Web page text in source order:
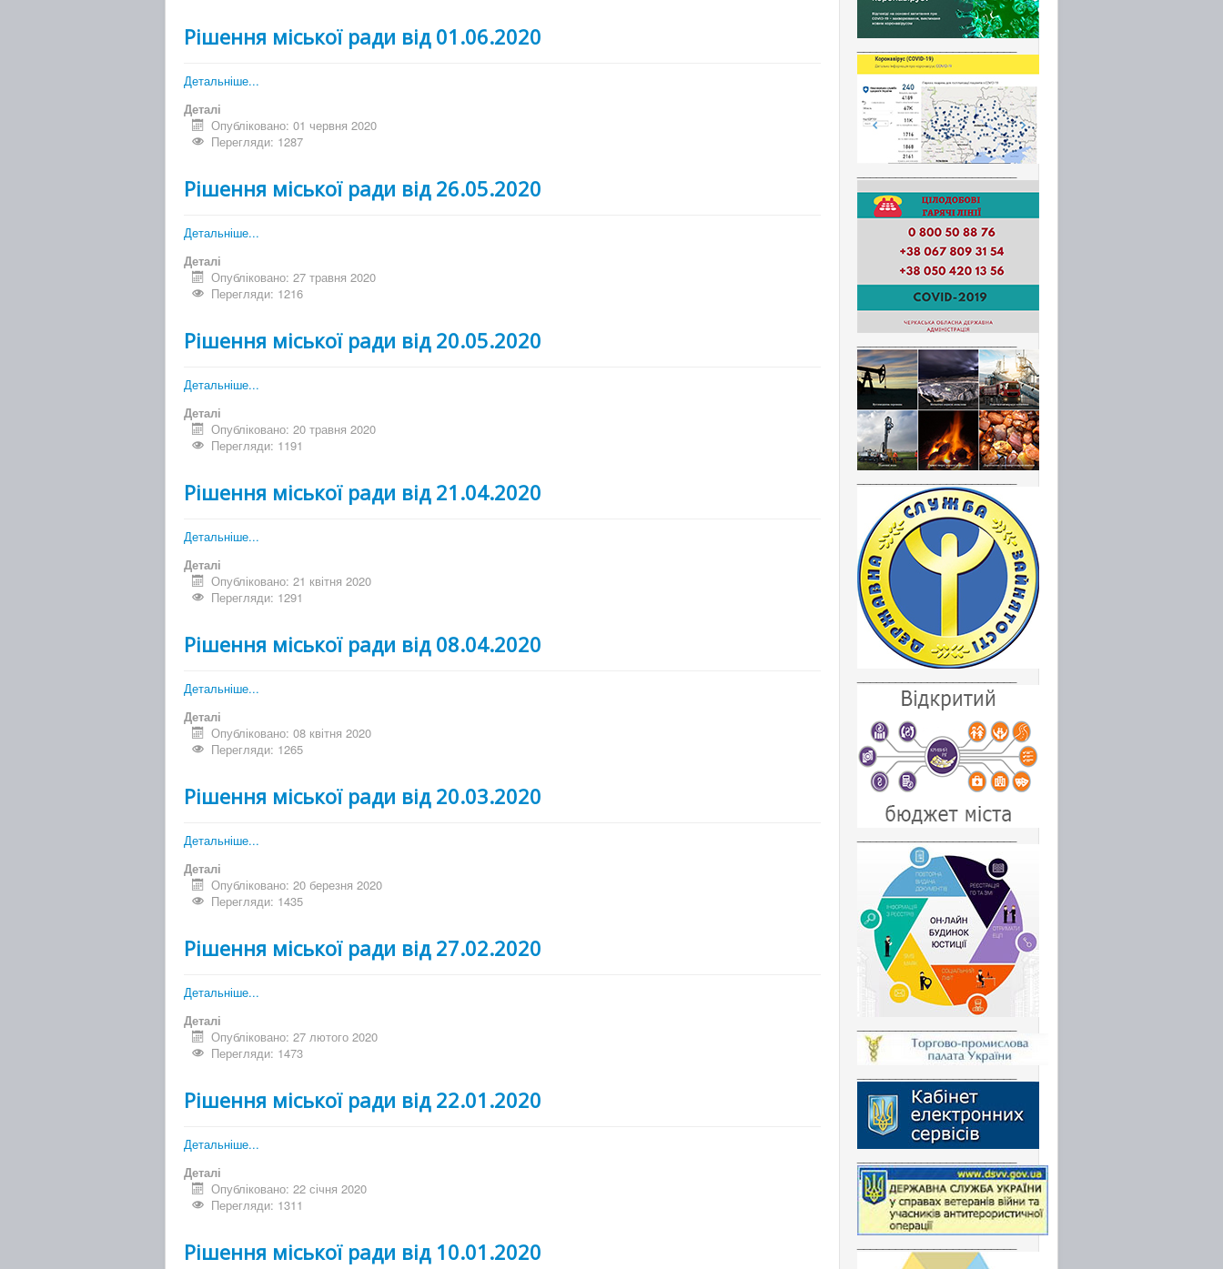
Рішення міської ради від 01.06.2020
Детальніше...
Деталі
Опубліковано: 01 червня 2020
Перегляди: 1287
Рішення міської ради від 26.05.2020
Детальніше...
Деталі
Опубліковано: 27 травня 2020
Перегляди: 1216
Рішення міської ради від 20.05.2020
Детальніше...
Деталі
Опубліковано: 20 травня 2020
Перегляди: 1191
Рішення міської ради від 21.04.2020
Детальніше...
Деталі
Опубліковано: 21 квітня 2020
Перегляди: 1291
Рішення міської ради від 08.04.2020
Детальніше...
Деталі
Опубліковано: 08 квітня 2020
Перегляди: 1265
Рішення міської ради від 20.03.2020
Детальніше...
Деталі
Опубліковано: 20 березня 2020
Перегляди: 1435
Рішення міської ради від 27.02.2020
Детальніше...
Деталі
Опубліковано: 27 лютого 2020
Перегляди: 1473
Рішення міської ради від 22.01.2020
Детальніше...
Деталі
Опубліковано: 22 січня 2020
Перегляди: 1311
Рішення міської ради від 10.01.2020